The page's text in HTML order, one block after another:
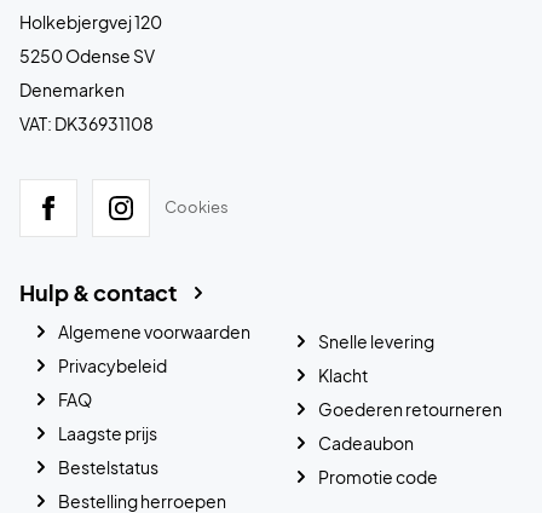
Holkebjergvej 120
5250 Odense SV
Denemarken
VAT: DK36931108
Cookies
Hulp & contact
Algemene voorwaarden
Privacybeleid
FAQ
Laagste prijs
Bestelstatus
Bestelling herroepen
Snelle levering
Klacht
Goederen retourneren
Cadeaubon
Promotie code